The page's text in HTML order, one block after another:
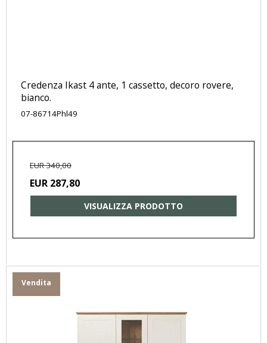
Credenza Ikast 4 ante, 1 cassetto, decoro rovere,
bianco.
07-86714Phl49
EUR 340,00
EUR 287,80
VISUALIZZA PRODOTTO
Vendita